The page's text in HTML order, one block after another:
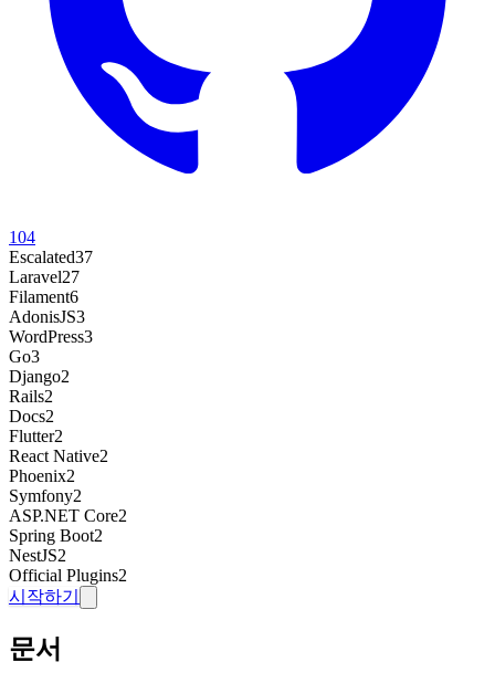
104
Escalated37
Laravel27
Filament6
AdonisJS3
WordPress3
Go3
Django2
Rails2
Docs2
Flutter2
React Native2
Phoenix2
Symfony2
ASP.NET Core2
Spring Boot2
NestJS2
Official Plugins2
시작하기
문서